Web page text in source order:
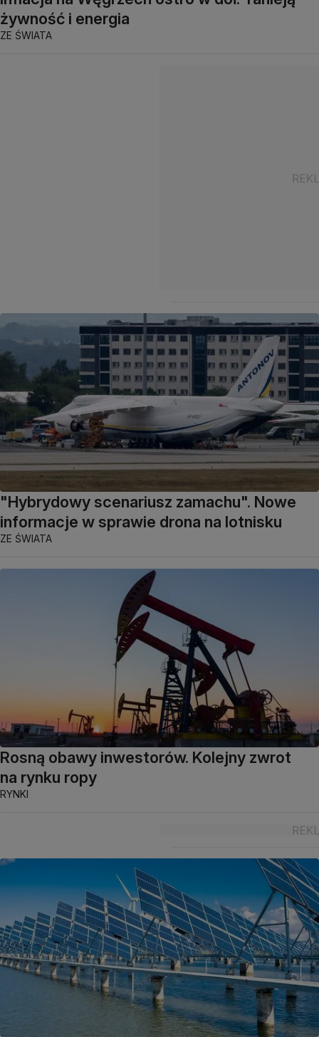
żywność i energia
ZE ŚWIATA
"Hybrydowy scenariusz zamachu". Nowe
informacje w sprawie drona na lotnisku
ZE ŚWIATA
Rosną obawy inwestorów. Kolejny zwrot
na rynku ropy
RYNKI